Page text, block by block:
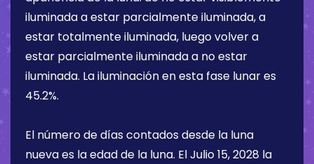
iluminada a estar parcialmente iluminada, a
estar totalmente iluminada, luego volver a
estar parcialmente iluminada a no estar
iluminada. La iluminación en esta fase lunar es
45.2%.
El número de días contados desde la luna
nueva es la edad de la luna. ElJulio 15, 2028 la